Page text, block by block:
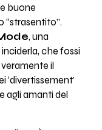
buone
“strasentito”.
, una
che fossi
il
‘divertissement’
agli amanti del